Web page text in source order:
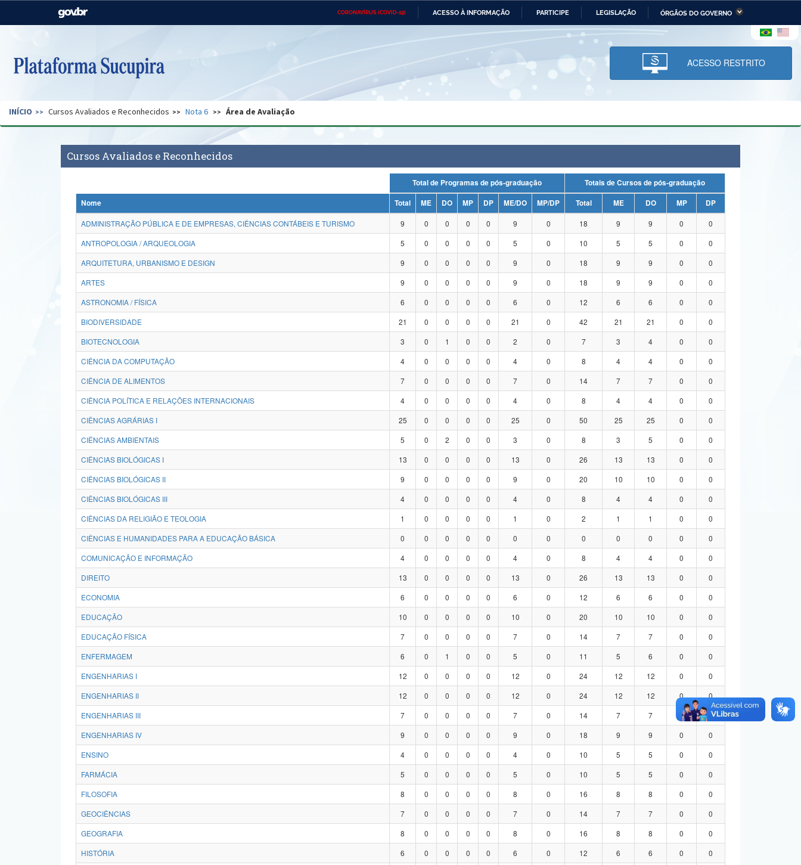
CORONAVÍRUS (COVID-19) ACESSO À INFORMAÇÃO PARTICIPE LEGISLAÇÃO ÓRGÃOS DO GOVERNO
Casa Civil Ministério das Relações Ministério da Economia Ministério da Infraestrutura
Pecuária e Abastecimento
Ministério da Ciência,
Tecnologia, Inovações e
Comunicações
Ministério do Desenvolvimento
Regional e dos Direitos Humanos
Secretaria de Governo Gabinete de Segurança Advocacia-Geral da União Banco Central do Brasil Planalto
ACESSO RESTRITO
INÍCIO Cursos Avaliados e Reconhecidos Nota 6 Área de Avaliação
Cursos Avaliados e Reconhecidos
Total de Programas de pós-graduação
Totais de Cursos de pós-graduação
Nome
Total ME DO MP DP ME/DO MP/DP Total ME DO MP
DP
ADMINISTRAÇÃO PÚBLICA E DE EMPRESAS, CIÊNCIAS CONTÁBEIS E TURISMO
9 0 0 0 0 9 0 18 9 9 0
0
ANTROPOLOGIA / ARQUEOLOGIA
5 0 0 0 0 5 0 10 5 5 0
0
ARQUITETURA, URBANISMO E DESIGN
9 0 0 0 0 9 0 18 9 9 0
0
ARTES
9 0 0 0 0 9 0 18 9 9 0
0
ASTRONOMIA / FÍSICA
6 0 0 0 0 6 0 12 6 6 0
0
BIODIVERSIDADE
21 0 0 0 0 21 0 42 21 21 0
0
BIOTECNOLOGIA
3 0 1 0 0 2 0 7 3 4 0
0
CIÊNCIA DA COMPUTAÇÃO
4 0 0 0 0 4 0 8 4 4 0
0
CIÊNCIA DE ALIMENTOS
7 0 0 0 0 7 0 14 7 7 0
0
CIÊNCIA POLÍTICA E RELAÇÕES INTERNACIONAIS
4 0 0 0 0 4 0 8 4 4 0
0
CIÊNCIAS AGRÁRIAS I
25 0 0 0 0 25 0 50 25 25 0
0
CIÊNCIAS AMBIENTAIS
5 0 2 0 0 3 0 8 3 5 0
0
CIÊNCIAS BIOLÓGICAS I
13 0 0 0 0 13 0 26 13 13 0
0
CIÊNCIAS BIOLÓGICAS II
9 0 0 0 0 9 0 20 10 10 0
0
CIÊNCIAS BIOLÓGICAS III
4 0 0 0 0 4 0 8 4 4 0
0
CIÊNCIAS DA RELIGIÃO E TEOLOGIA
1 0 0 0 0 1 0 2 1 1 0
0
CIÊNCIAS E HUMANIDADES PARA A EDUCAÇÃO BÁSICA
0 0 0 0 0 0 0 0 0 0 0
0
COMUNICAÇÃO E INFORMAÇÃO
4 0 0 0 0 4 0 8 4 4 0
0
DIREITO
13 0 0 0 0 13 0 26 13 13 0
0
ECONOMIA
6 0 0 0 0 6 0 12 6 6 0
0
EDUCAÇÃO
10 0 0 0 0 10 0 20 10 10 0
0
EDUCAÇÃO FÍSICA
7 0 0 0 0 7 0 14 7 7 0
0
ENFERMAGEM
6 0 1 0 0 5 0 11 5 6 0
0
ENGENHARIAS I
12 0 0 0 0 12 0 24 12 12 0
0
ENGENHARIAS II
12 0 0 0 0 12 0 24 12 12 0
0
ENGENHARIAS III
7 0 0 0 0 7 0 14 7 7 0
0
ENGENHARIAS IV
9 0 0 0 0 9 0 18 9 9 0
0
ENSINO
4 0 0 0 0 4 0 10 5 5 0
0
FARMÁCIA
5 0 0 0 0 5 0 10 5 5 0
0
FILOSOFIA
8 0 0 0 0 8 0 16 8 8 0
0
GEOCIÊNCIAS
7 0 0 0 0 7 0 14 7 7 0
0
GEOGRAFIA
8 0 0 0 0 8 0 16 8 8 0
0
HISTÓRIA
6 0 0 0 0 6 0 12 6 6 0
0